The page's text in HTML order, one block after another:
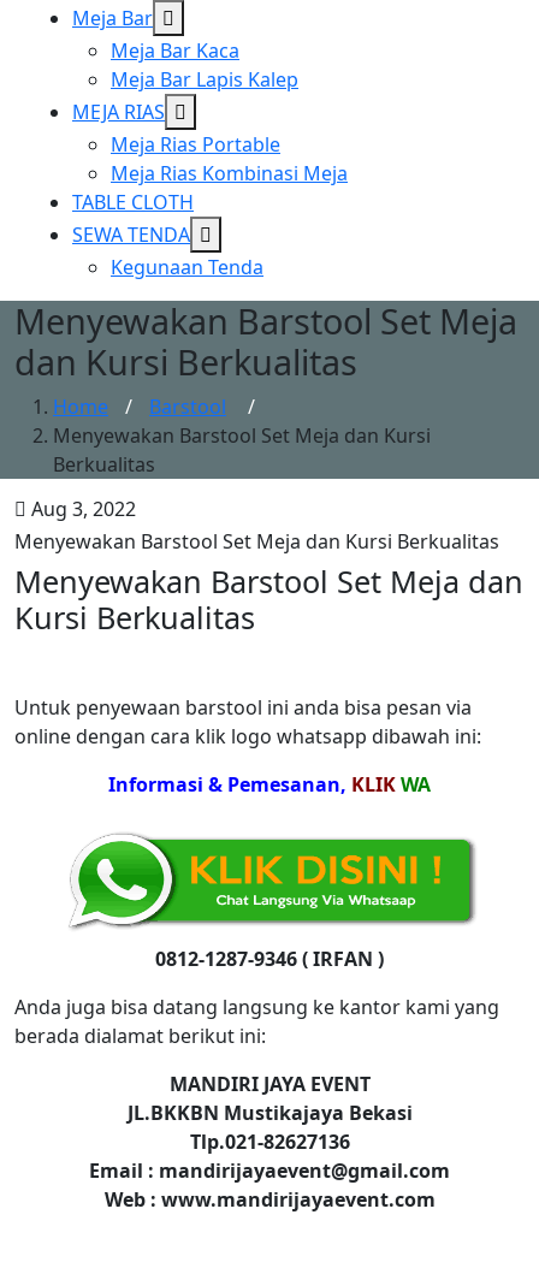
Meja Bar Show
sub
menu
Meja Bar Kaca
Meja Bar Lapis Kalep
MEJA RIAS Show
sub
menu
Meja Rias Portable
Meja Rias Kombinasi Meja
TABLE CLOTH
SEWA TENDA Show
sub
Kegunaan Tenda
Menyewakan Barstool Set Meja
dan Kursi Berkualitas
Home / Barstool
/
Menyewakan Barstool Set Meja dan Kursi
Berkualitas
Aug 3, 2022
Menyewakan Barstool Set Meja dan Kursi Berkualitas
Menyewakan Barstool Set Meja dan
Kursi Berkualitas
Untuk penyewaan barstool ini anda bisa pesan via
online dengan cara klik logo whatsapp dibawah ini:
Informasi & Pemesanan, KLIKWA
0812-1287-9346 ( IRFAN )
Anda juga bisa datang langsung ke kantor kami yang
berada dialamat berikut ini:
MANDIRI JAYA EVENT
JL.BKKBN Mustikajaya Bekasi
Tlp.021-82627136
Email : mandirijayaevent@gmail.com
Web : www.mandirijayaevent.com